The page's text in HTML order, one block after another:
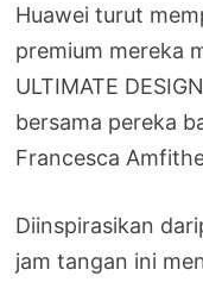
Huawei turut
premium mereka
ULTIMATE
bersama pereka
Francesca
Diinspirasikan
jam tangan ini